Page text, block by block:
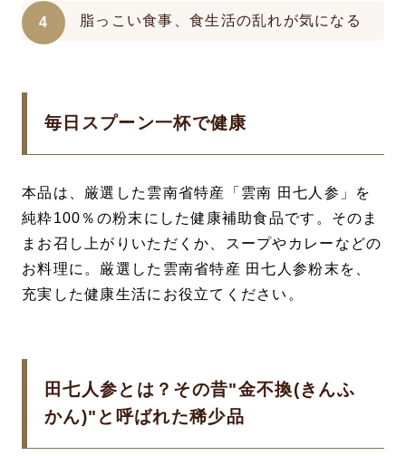
脂っこい食事、食生活の乱れが気になる
毎日スプーン一杯で健康
本品は、厳選した雲南省特産「雲南 田七人参」を
純粋100％の粉末にした健康補助食品です。そのま
まお召し上がりいただくか、スープやカレーなどの
お料理に。厳選した雲南省特産 田七人参粉末を、
充実した健康生活にお役立てください。
田七人参とは？その昔"金不換(きんふ
かん)"と呼ばれた稀少品